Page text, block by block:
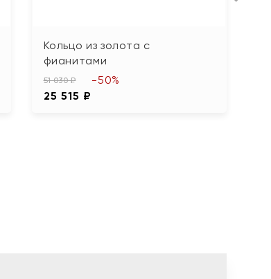
Кольцо из золота с
фианитами
51 030 ₽
25 515 ₽
-50%